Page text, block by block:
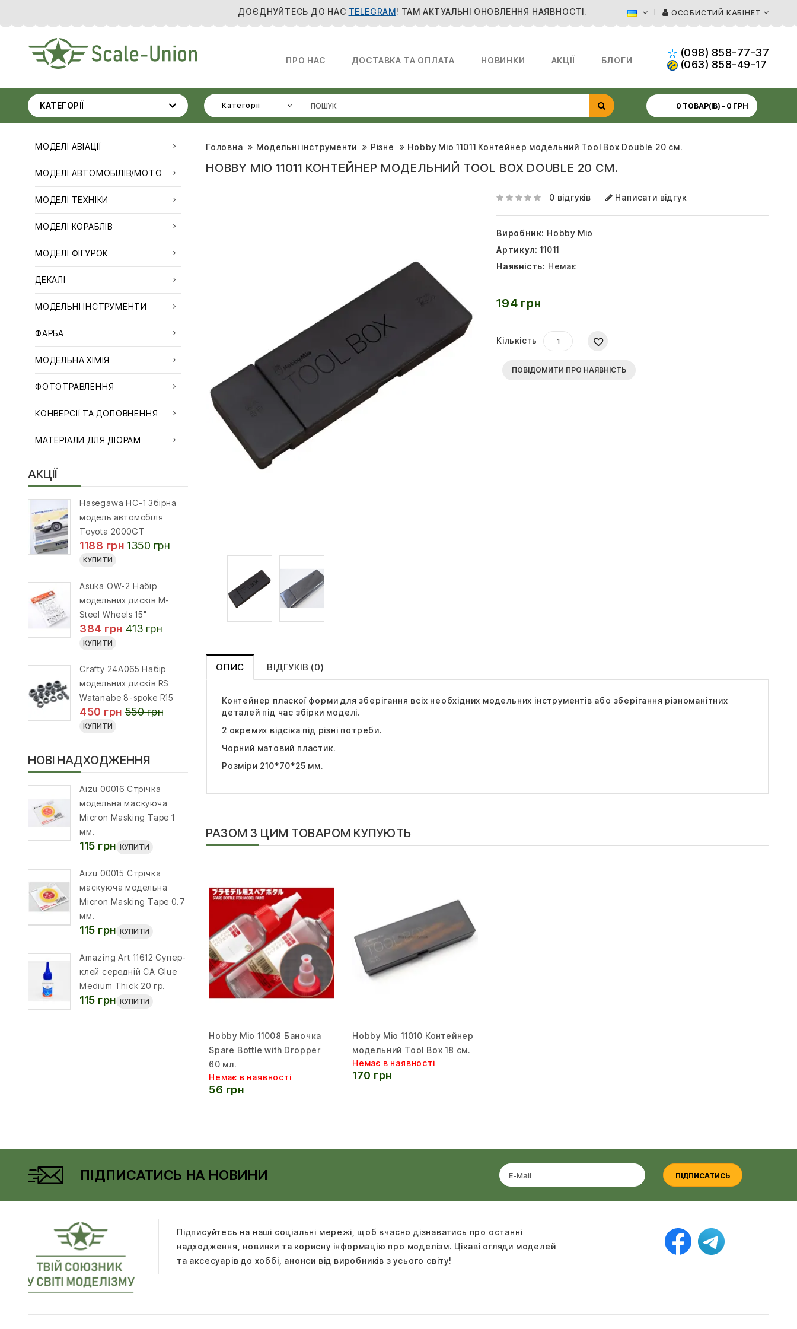
ДОЄДНУЙТЕСЬ ДО НАС TELEGRAM! ТАМ АКТУАЛЬНІ ОНОВЛЕННЯ НАЯВНОСТІ. ОСОБИСТИЙ КАБІНЕТ
(098) 858-77-37
(063) 858-49-17
ПРО НАС ДОСТАВКА ТА ОПЛАТА НОВИНКИ АКЦІЇ БЛОГИ
КАТЕГОРІЇ Категорії 0 ТОВАР(ІВ) - 0 ГРН
МОДЕЛІ АВІАЦІЇ
МОДЕЛІ АВТОМОБІЛІВ/МОТО
МОДЕЛІ ТЕХНІКИ
МОДЕЛІ КОРАБЛІВ
МОДЕЛІ ФІГУРОК
ДЕКАЛІ
МОДЕЛЬНІ ІНСТРУМЕНТИ
ФАРБА
МОДЕЛЬНА ХІМІЯ
ФОТОТРАВЛЕННЯ
КОНВЕРСІЇ ТА ДОПОВНЕННЯ
МАТЕРІАЛИ ДЛЯ ДІОРАМ
АКЦІЇ
Hasegawa HC-1 Збірна
модель автомобіля
Toyota 2000GT
1188 грн 1350 грн
КУПИТИ
Asuka OW-2 Набір
модельних дисків M-
Steel Wheels 15"
384 грн 413 грн
КУПИТИ
Crafty 24A065 Набір
модельних дисків RS
Watanabe 8-spoke R15
450 грн 550 грн
КУПИТИ
НОВІ НАДХОДЖЕННЯ
Aizu 00016 Стрічка
модельна маскуюча
Micron Masking Tape 1
мм.
115 грн КУПИТИ
Aizu 00015 Стрічка
маскуюча модельна
Micron Masking Tape 0.7
мм.
115 грн КУПИТИ
Amazing Art 11612 Супер-
клей середній CA Glue
Medium Thick 20 гр.
115 грн КУПИТИ
Головна Модельні інструменти Різне Hobby Mio 11011 Контейнер модельний Tool Box Double 20 см.
HOBBY MIO 11011 КОНТЕЙНЕР МОДЕЛЬНИЙ TOOL BOX DOUBLE 20 СМ.
0 відгуків Написати відгук
Виробник: Hobby Mio
Артикул: 11011
Наявність: Немає
194 грн
Кількість
ПОВІДОМИТИ ПРО НАЯВНІСТЬ
ОПИС ВІДГУКІВ (0)
Контейнер пласкої форми для зберігання всіх необхідних модельних інструментів або зберігання різноманітних
деталей під час збірки моделі.
2 окремих відсіка під різні потреби.
Чорний матовий пластик.
Розміри 210*70*25 мм.
РАЗОМ З ЦИМ ТОВАРОМ КУПУЮТЬ
Hobby Mio 11008 Баночка
Spare Bottle with Dropper
60 мл.
Немає в наявності
56 грн
Hobby Mio 11010 Контейнер
модельний Tool Box 18 см.
Немає в наявності
170 грн
ПІДПИСАТИСЬ НА НОВИНИ ПІДПИСАТИСЬ
Підписуйтесь на наші соціальні мережі, щоб вчасно дізнаватись про останні
надходження, новинки та корисну інформацію про моделізм. Цікаві огляди моделей
та аксесуарів до хоббі, анонси від виробників з усього світу!